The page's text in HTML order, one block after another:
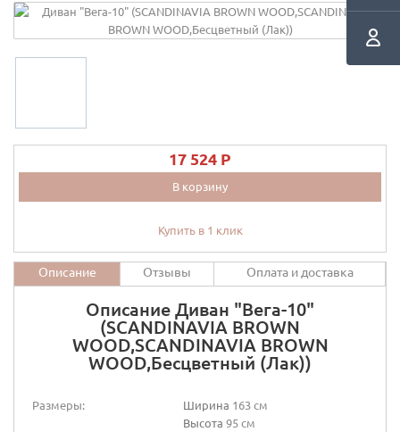
17 524 P
В корзину
Купить в 1 клик
Описание Отзывы Оплата и доставка
Описание Диван "Вега-10"
(SCANDINAVIA BROWN
WOOD,SCANDINAVIA BROWN
WOOD,Бесцветный (Лак))
Размеры: Ширина 163 см
Высота 95 см